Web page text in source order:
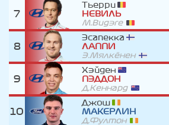
7
Тьерри
НЕВИЛЬ
М.Видэге
8
Эсапекка
ЛАППИ
Э.Мялкёнен
9
Хэйден
ПЭДДОН
Д.Кеннард
10
Джош
МАКЕРЛИН
Д.Фултон